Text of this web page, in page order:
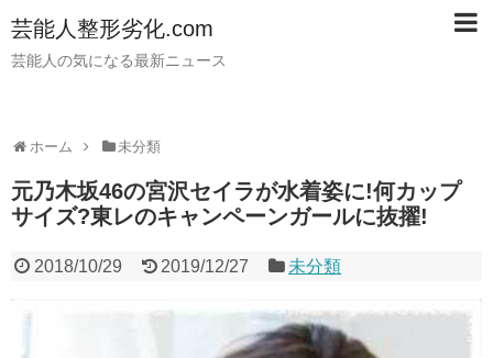
芸能人整形劣化.com
芸能人の気になる最新ニュース
ホーム 未分類
元乃木坂46の宮沢セイラが水着姿に!何カップ
サイズ?東レのキャンペーンガールに抜擢!
2018/10/29 2019/12/27 未分類